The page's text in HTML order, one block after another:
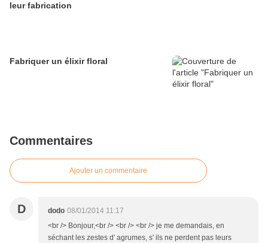
leur fabrication
Fabriquer un élixir floral
Commentaires
Ajouter un commentaire
D dodo 08/01/2014 11:17
<br /> Bonjour,<br /> <br /> <br /> je me demandais, en
séchant les zestes d' agrumes, s' ils ne perdent pas leurs